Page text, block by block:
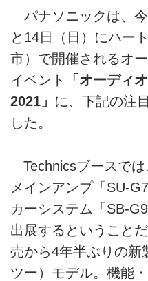
パナソニックは、今
と14日（日）にハー
市）で開催されるオ
イベント
「オーディ
2021」 に、下記の注
した。
Technicsブースでは
メインアンプ「SU-
カーシステム「SB-
出展するということ
売から4年半ぶりの新
ツー）モデル。機能